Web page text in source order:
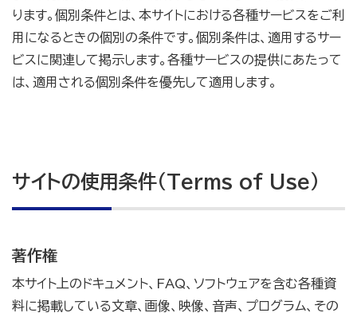
ります。個別条件とは、本サイトにおける各種サービスをご利
用になるときの個別の条件です。個別条件は、適用するサー
ビスに関連して掲示します。各種サービスの提供にあたって
は、適用される個別条件を優先して適用します。
サイトの使用条件（Terms of Use）
著作権
本サイト上のドキュメント、FAQ、ソフトウェアを含む各種資
料に掲載している文章、画像、映像、音声、プログラム、その